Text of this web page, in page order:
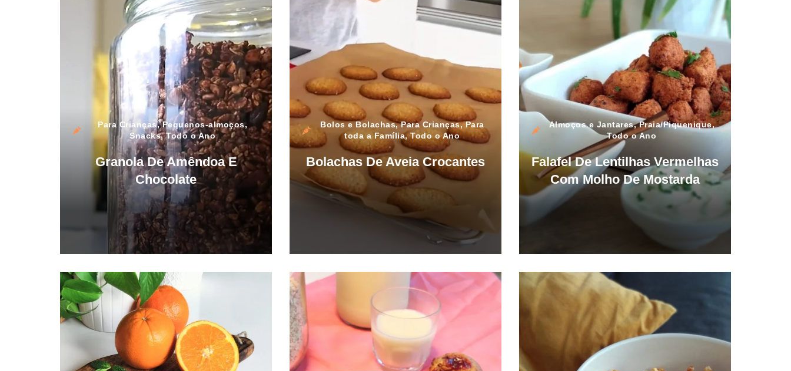
Para Crianças,Pequenos-almoços,
Snacks,Todo o Ano
Granola De Amêndoa E
Chocolate
Bolos e Bolachas,Para Crianças,Para
toda a Família,Todo o Ano
Bolachas De Aveia Crocantes
Almoços e Jantares,Praia/Piquenique,
Todo o Ano
Falafel De Lentilhas Vermelhas
Com Molho De Mostarda